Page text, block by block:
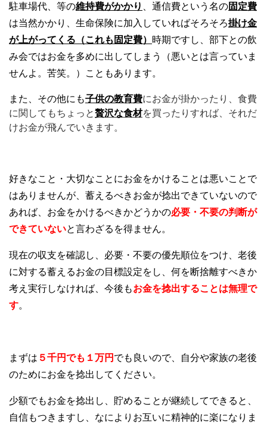
駐車場代、等の維持費がかかり 、通信費という名の固定費
は当然かかり、生命保険に加入していればそろそろ掛け金
が上がってくる（これも固定費） 時期ですし、部下との飲
み会ではお金を多めに出してしまう（悪いとは言っていま
せんよ。苦笑。）こともあります。
また、その他にも子供の教育費にお金が掛かったり、食費
に関してもちょっと贅沢な食材を買ったりすれば、それだ
けお金が飛んでいきます。
好きなこと・大切なことにお金をかけることは悪いことで
はありませんが、蓄えるべきお金が捻出できていないので
あれば、お金をかけるべきかどうかの必要 ・不要の判断が
できていないと言わざるを得ません。
現在の収支を確認し、必要・不要の優先順位をつけ、老後
に対する蓄えるお金の目標設定をし、何を断捨離すべきか
考え実行しなければ、今後もお金を捻出することは無理で
す。
まずは ５千円でも１万円 でも良いので、自分や家族の老後
のためにお金を捻出してください。
少額でもお金を捻出し、貯めることが継続してできると、
自信もつきますし、なによりお互いに精神的に楽になりま